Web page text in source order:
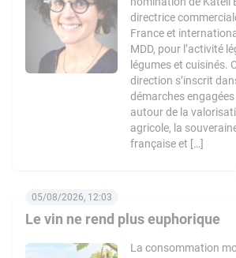
directrice
France et
MDD, pour l’activité
légumes et cuisinés.
direction s’inscrit
démarches
autour de la
agricole, la
française et […]
Le vin ne rend plus euphorique
05/08/2026, 12:03
La consommation